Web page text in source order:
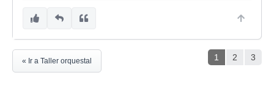
1 2 3
« Ir a Taller orquestal